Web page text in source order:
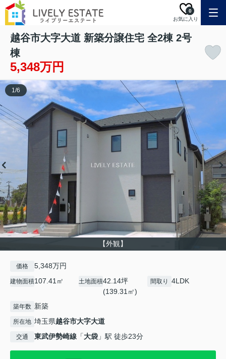
お気に入り
0
越谷市大字大道 新築分譲住宅 全2棟 2号
棟
5,348万円
【外観】
1/6
価格 5,348万円
建物面積107.41㎡ 土地面積42.14坪
(139.31㎡)
間取り 4LDK
築年数 新築
所在地 埼玉県越谷市大字大道
交通 東武伊勢崎線 「大袋 」駅 徒歩23分